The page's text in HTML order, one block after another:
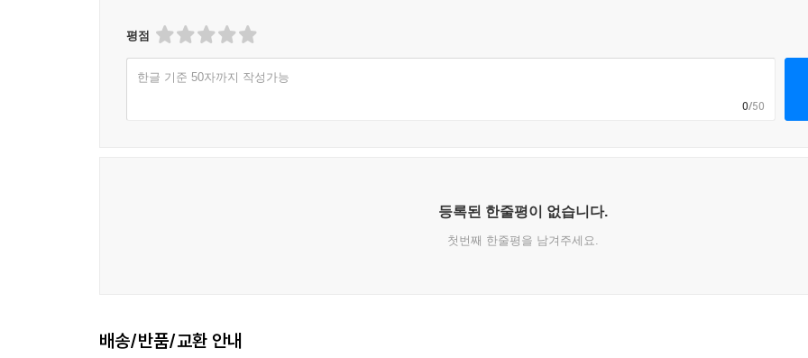
평점
한글 기준 50자까지 작성가능
0/50
등록된 한줄평이 없습니다.
첫번째 한줄평을 남겨주세요.
배송/반품/교환 안내